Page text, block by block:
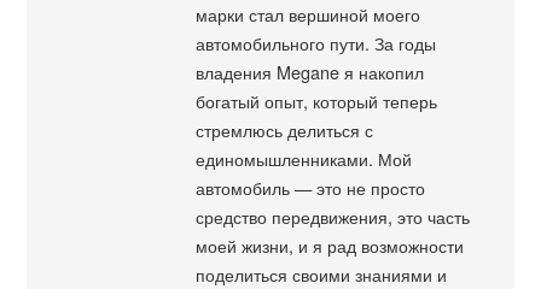
марки стал вершиной моего
автомобильного пути. За годы
владения Megane я накопил
богатый опыт, который теперь
стремлюсь делиться с
единомышленниками. Мой
автомобиль — это не просто
средство передвижения, это часть
моей жизни, и я рад возможности
поделиться своими знаниями и